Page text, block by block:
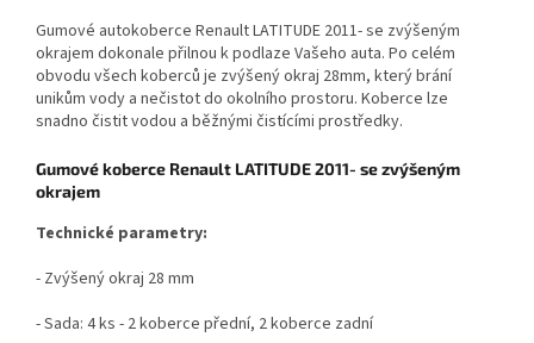
Gumové autokoberce Renault LATITUDE 2011- se zvýšeným
okrajem dokonale přilnou k podlaze Vašeho auta. Po celém
obvodu všech koberců je zvýšený okraj 28mm, který brání
unikům vody a nečistot do okolního prostoru. Koberce lze
snadno čistit vodou a běžnými čistícími prostředky.
Gumové koberce Renault LATITUDE 2011- se zvýšeným
okrajem
Technické parametry:
- Zvýšený okraj 28 mm
- Sada: 4 ks - 2 koberce přední, 2 koberce zadní